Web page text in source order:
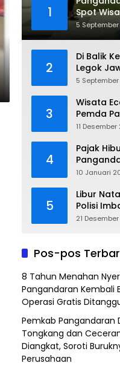
1
Spot
5
2
Di Balik
Legok
5
3
Wisata
Pemda
Gandeng
11
4
Pajak
Persen
10 Januari
5
Libur
Polisi
Gunakan
21
Pos-pos
8 Tahun Menahan
Pangandaran Kembali
Operasi Gratis
Pemkab Pangandaran
Tongkang dan
Diangkat, Soroti
Perusahaan